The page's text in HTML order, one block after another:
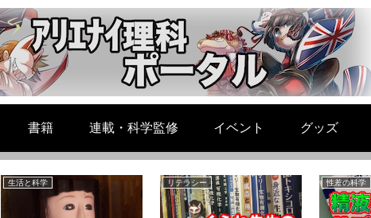
書籍 連載・科学監修 イベント グッズ
生活と科学 リテラシー 性差の科学